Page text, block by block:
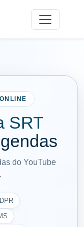
SRT
do YouTube